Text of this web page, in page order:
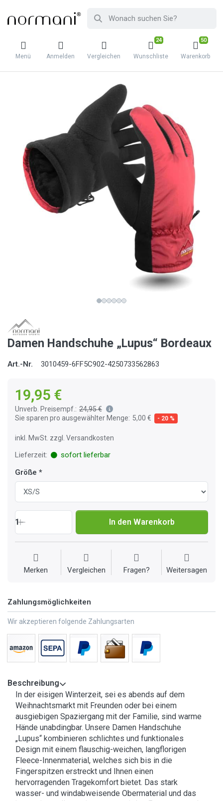
Menü Anmelden Vergleichen
24
Wunschliste
50
Warenkorb
Damen Handschuhe „Lupus“ Bordeaux
Art.-Nr. 3010459-6FF5C902-4250733562863
19,95 €
Unverb. Preisempf.: 24,95 €
Sie sparen pro ausgewählter Menge: 5,00 € - 20 %
inkl. MwSt. zzgl. Versandkosten
Lieferzeit:
sofort lieferbar
Größe
1 In den Warenkorb
Merken Vergleichen Fragen? Weitersagen
Zahlungsmöglichkeiten
Wir akzeptieren folgende Zahlungsarten
Beschreibung
In der eisigen Winterzeit, sei es abends auf dem
Weihnachtsmarkt mit Freunden oder bei einem
ausgiebigen Spaziergang mit der Familie, sind warme
Hände unabdingbar. Unsere Damen Handschuhe
„Lupus“ kombinieren schlichtes und funktionales
Design mit einem flauschig-weichen, langflorigen
Fleece-Innenmaterial, welches sich bis in die
Fingerspitzen erstreckt und Ihnen einen
hervorragenden Tragekomfort bietet. Das stark
wasser- und windabweisende Obermaterial und das